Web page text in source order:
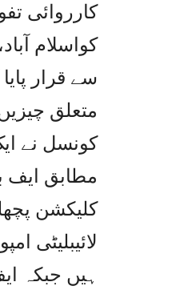
کارروائی
کواسلام
سے قرار
متعلق
کونسل نے
لائیبلیٹی
ہیں جبکہ